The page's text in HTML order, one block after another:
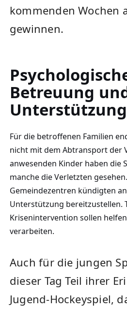
kommenden Wochen
gewinnen.
Betreuung
Unterstützung
Für die betroffenen Familien
nicht mit dem Abtransport der
anwesenden Kinder haben die
manche die Verletzten
Gemeindezentren kündigten
Unterstützung bereitzustellen.
Krisenintervention sollen
verarbeiten.
Auch für die jungen
dieser Tag Teil ihrer
Jugend-Hockeyspiel,